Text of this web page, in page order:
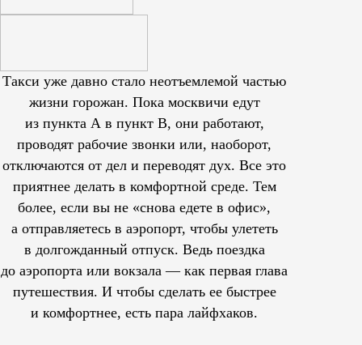
Такси уже давно стало неотъемлемой частью
жизни горожан. Пока москвичи едут
из пункта А в пункт В, они работают,
проводят рабочие звонки или, наоборот,
отключаются от дел и переводят дух. Все это
приятнее делать в комфортной среде. Тем
более, если вы не «снова едете в офис»,
а отправляетесь в аэропорт, чтобы улететь
в долгожданный отпуск. Ведь поездка
до аэропорта или вокзала — как первая глава
путешествия. И чтобы сделать ее быстрее
и комфортнее, есть пара лайфхаков.